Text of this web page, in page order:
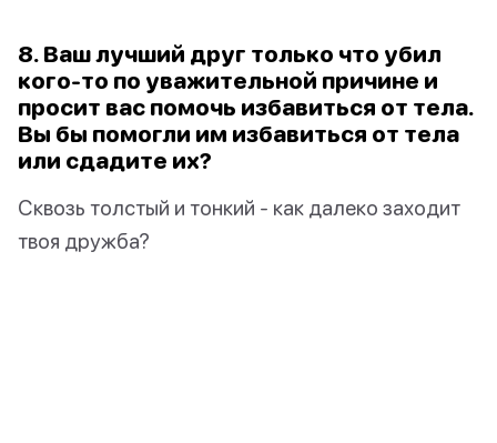
8. Ваш лучший друг только что убил
кого-то по уважительной причине и
просит вас помочь избавиться от тела.
Вы бы помогли им избавиться от тела
или сдадите их?
Сквозь толстый и тонкий - как далеко заходит
твоя дружба?